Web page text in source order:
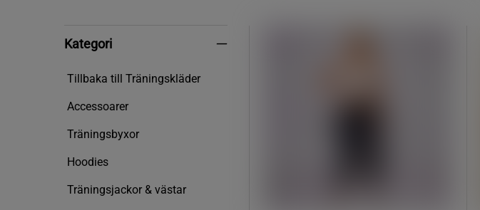
KategoriKategori
Tillbaka till Träningskläder
Accessoarer
Träningsbyxor
Hoodies
Träningsjackor & västar